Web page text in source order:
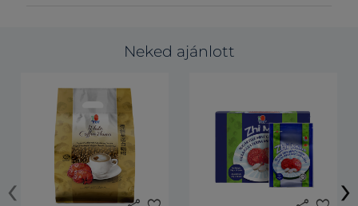
Neked ajánlott
‹ ›